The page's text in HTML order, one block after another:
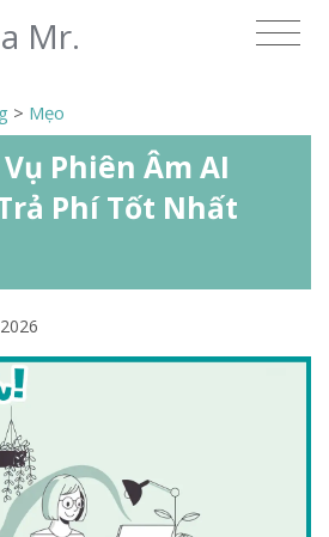
Mr.
> Mẹo
Phiên Âm AI
Phí Tốt Nhất